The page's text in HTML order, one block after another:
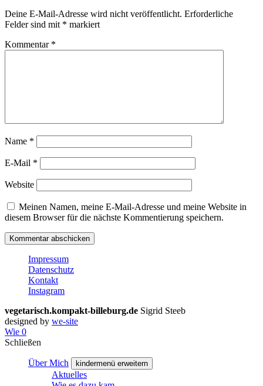
Deine E-Mail-Adresse wird nicht veröffentlicht. Erforderliche
Felder sind mit * markiert
Kommentar *
Name *
E-Mail *
Website
Meinen Namen, meine E-Mail-Adresse und meine Website in
diesem Browser für die nächste Kommentierung speichern.
Impressum
Datenschutz
Kontakt
Instagram
vegetarisch.kompakt-billeburg.de Sigrid Steeb
designed by we-site
Wie 0
Schließen
Über Mich kindermenü erweitern
Aktuelles